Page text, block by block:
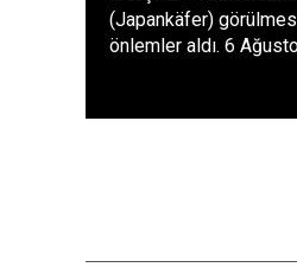
(Japankäfer)
önlemler aldı. 6